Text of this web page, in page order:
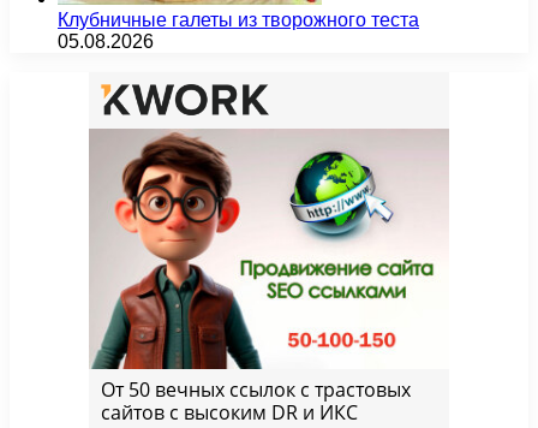
Клубничные галеты из творожного теста
05.08.2026